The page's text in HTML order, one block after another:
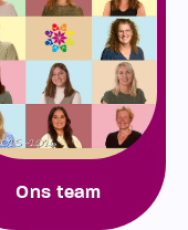
Ons team